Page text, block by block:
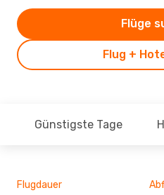
Flug +
Flüge
Günstigste Tage
Flugdauer